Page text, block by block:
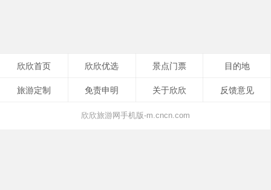
欣欣首页 欣欣优选 景点门票 目的地
旅游定制 免责申明 关于欣欣 反馈意见
欣欣旅游网手机版-m.cncn.com